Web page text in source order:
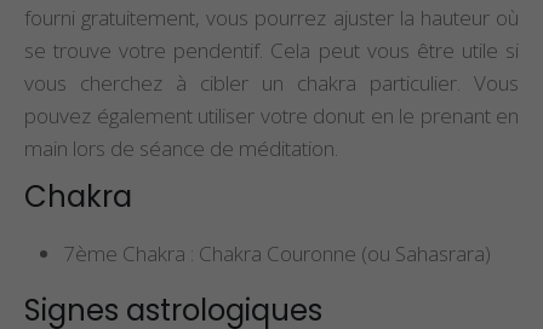
fourni gratuitement, vous pourrez ajuster la hauteur où
se trouve votre pendentif. Cela peut vous être utile si
vous cherchez à cibler un chakra particulier. Vous
pouvez également utiliser votre donut en le prenant en
main lors de séance de méditation.
Chakra
7ème Chakra : Chakra Couronne (ou Sahasrara)
Signes astrologiques